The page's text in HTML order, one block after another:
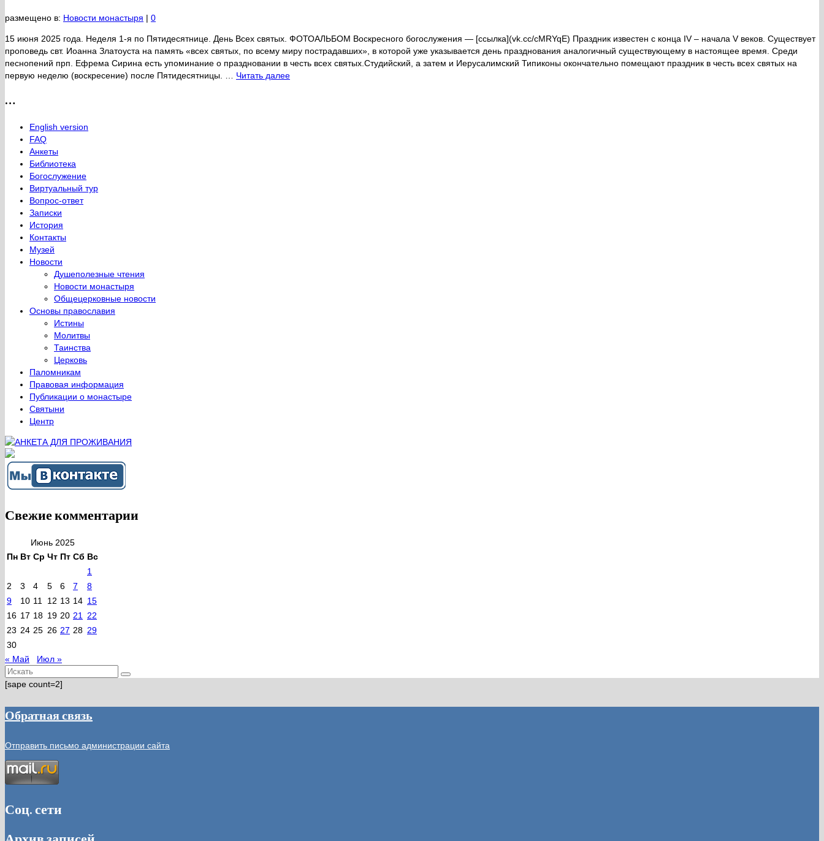
размещено в: Новости монастыря | 0
15 июня 2025 года. Неделя 1-я по Пятидесятнице. День Всех святых. ФОТОАЛЬБОМ Воскресного богослужения — [ссылка](vk.cc/cMRYqE) Праздник известен с конца IV – начала V веков. Существует
проповедь свт. Иоанна Златоуста на память «всех святых, по всему миру пострадавших», в которой уже указывается день празднования аналогичный существующему в настоящее время. Среди
песнопений прп. Ефрема Сирина есть упоминание о праздновании в честь всех святых.Студийский, а затем и Иерусалимский Типиконы окончательно помещают праздник в честь всех святых на
первую неделю (воскресение) после Пятидесятницы. … Читать далее
…
English version
FAQ
Анкеты
Библиотека
Богослужение
Виртуальный тур
Вопрос-ответ
Записки
История
Контакты
Музей
Новости
Душеполезные чтения
Новости монастыря
Общецерковные новости
Основы православия
Истины
Молитвы
Таинства
Церковь
Паломникам
Правовая информация
Публикации о монастыре
Святыни
Центр
Свежие комментарии
Июнь 2025
Пн Вт Ср Чт Пт Сб Вс
1
2
3 4 5 6 7
8
9
10 11 12 13 14 15
16 17 18 19 20 21 22
23 24 25 26 27 28 29
30
« Май
Июл »
Искать:
[sape count=2]
Обратная связь
Отправить письмо администрации сайта
Соц. сети